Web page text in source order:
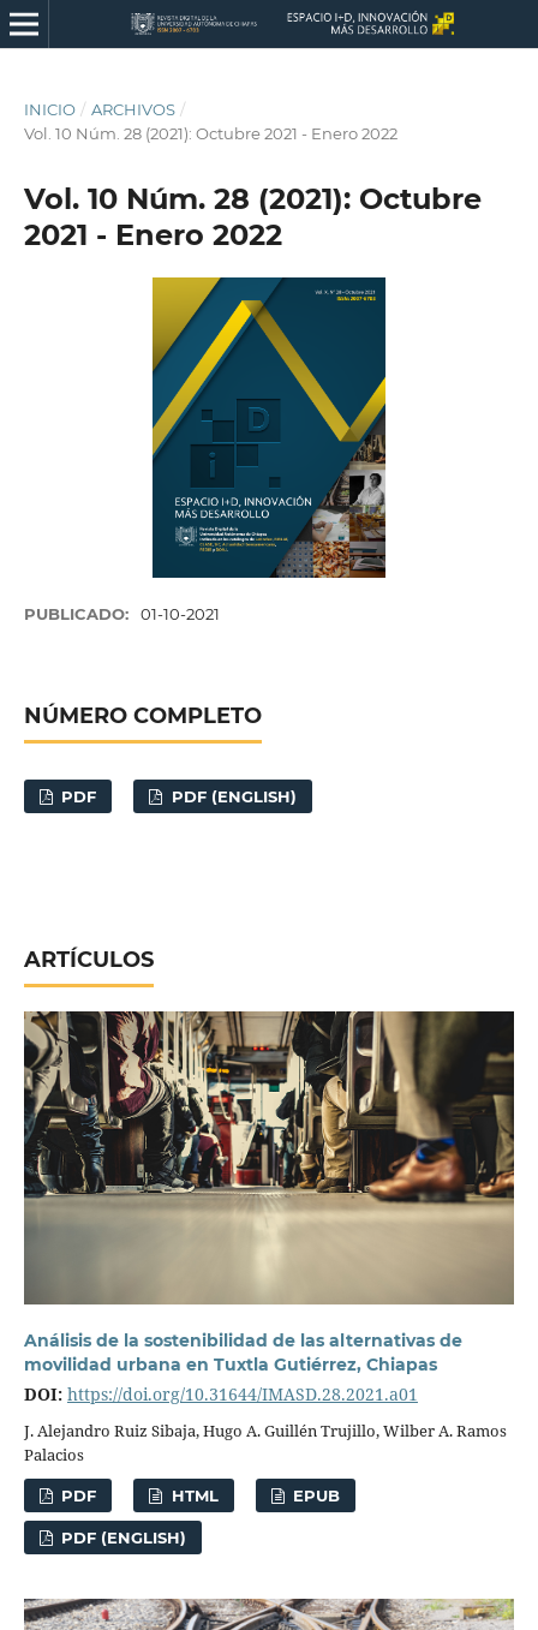
INICIO / ARCHIVOS /
Vol. 10 Núm. 28 (2021): Octubre 2021 - Enero 2022
Vol. 10 Núm. 28 (2021): Octubre
2021 - Enero 2022
PUBLICADO: 01-10-2021
NÚMERO COMPLETO
PDF PDF (ENGLISH)
ARTÍCULOS
Análisis de la sostenibilidad de las alternativas de
movilidad urbana en Tuxtla Gutiérrez, Chiapas
DOI: https://doi.org/10.31644/IMASD.28.2021.a01
J. Alejandro Ruiz Sibaja, Hugo A. Guillén Trujillo, Wilber A. Ramos
Palacios
PDF HTML EPUB
PDF (ENGLISH)